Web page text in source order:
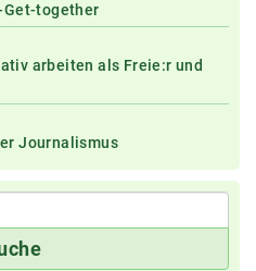
Get-together
arbeiten als Freie:r und
Journalismus